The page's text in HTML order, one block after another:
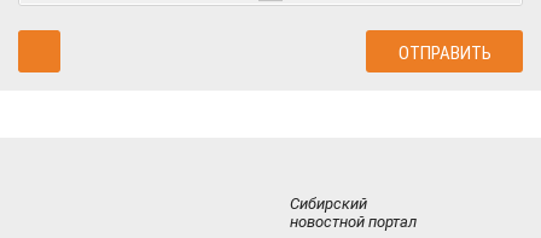
Сибирский
новостной портал